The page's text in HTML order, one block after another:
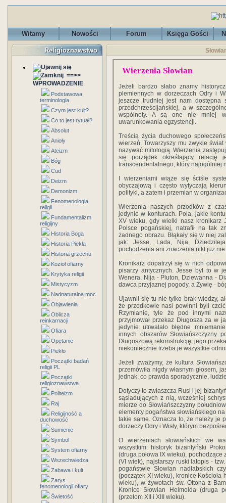
Witamy Nowości Forum Księga Gości
Religioznawstwo
==>>
WPROWADZENIE
Podstawowa
terminologia
Czym jest kult?
Co to jest rytuał?
Absolut
Anioły
Ateizm
Bóg
Cud
Deizm
Demonizm
Fenomenologia
religii
Fundamentalizm
religijny
Historia Boga
Historia Piekła
Historia grzechu
Kozioł ofiarny
Krytyka religii
Mistycyzm
Nadnaturalna moc
Objawienia
Oblicza
reinkarnacji
Ofiara
Opętanie
Piekło
Początki badań
religii PL
Początki
religioznawstwa
Politeizm
Raj
Religijność a
duchowość
Sumienie
Symbol
System ofiarny
Wszechwiedza
Zabawa i kult
Zarys
fenomenologii ofiary
Świetość
Wierzenia Słowian
Jeżeli bardzo słabo znamy
plemiennych w dorzeczach Odry i
jeszcze trudniej jest nam dostępna
przedchrześcijańskiej, a w
wspólnoty. A są one nie mniej
uwarunkowania egzystencji.
Treścią życia duchowego
wierzeń. Towarzyszy mu zwykle
nazywać mitologią. Wierzenia
się porządek określający relację
transcendentalnego, który najogólniej
I wierzeniami wiąże się ściśle
obyczajową i często wytyczają
polityki, a zatem i przemian w
Wierzenia naszych przodków z
jedynie w konturach. Pola, jakie
XV wieku, gdy wielki nasz kronikarz
Polsce pogańskiej, natrafił na tak
żadnego obrazu. Błąkały się w niej
jak: Jesse, Lada, Nija,
pochodzenia ani znaczenia nikt już nie
Kronikarz dopatrzył się w nich
pisarzy antycznych. Jesse był to w
Wenera, Nija - Pluton, Dziewanna -
dawca przyjaznej pogody, a Żywię -
Ujawnił się tu nie tylko brak wiedzy,
że przodkowie nasi powinni byli
Rzymianie, tyle że pod innymi
przyjmował przekaz Długosza za w
jedynie utrwalało błędne
innych obszarów Słowiańszczyzny
Długoszową rekonstrukcję, jego
niekoniecznie trzeba je wszystkie
Jeżeli zważymy, że kultura
przemówiła nigdy własnym głosem,
jednak, co prawda sporadycznie,
Dotyczy to zwłaszcza Rusi i jej
sąsiadujących z nią, wcześniej
mierze do Słowiańszczyzny
elementy pogaństwa słowiańskiego
takie same. Oznacza to, że należy je
dorzeczy Odry i Wisły, którym
O wierzeniach słowiańskich we
wszystkim: historyk bizantyński
(druga połowa IX wieku),
(VI wiek), najstarszy ruski latopis -
pogaństwie Słowian nadłabskich
(początek XI wieku), kronice Kościoła
wieku), w żywotach św. Ottona z
Kronice Słowian Helmolda (druga
(przełom XII i XIII wieku).